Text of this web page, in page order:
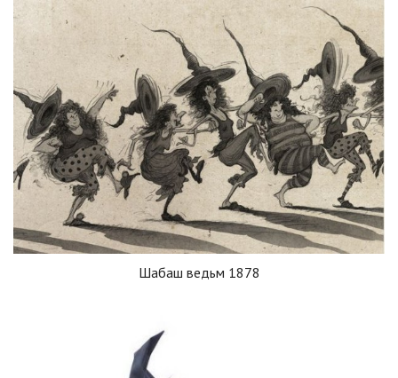
Шабаш ведьм 1878